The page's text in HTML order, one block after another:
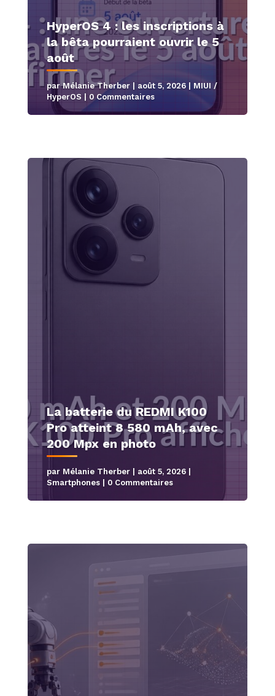
HyperOS 4 : les inscriptions à
la bêta pourraient ouvrir le 5
août
parMélanie Therber août 5, 2026
MIUI /
HyperOS | 0 Commentaires
La batterie du REDMI K100
Pro atteint 8 580 mAh, avec
200 Mpx en photo
par Mélanie Therber août 5, 2026
Smartphones | 0 Commentaires